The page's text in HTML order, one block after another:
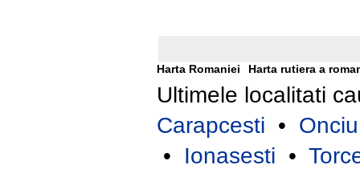
Harta Romaniei Harta rutiera a
Ultimele localitati
Carapcesti • Onciu
• Ionasesti •